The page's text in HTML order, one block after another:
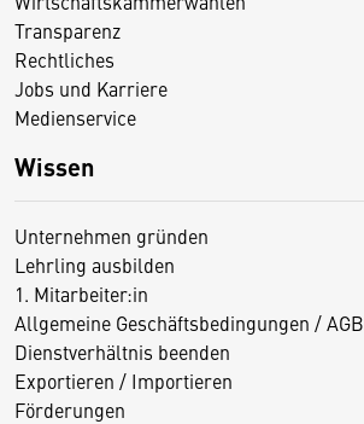
Transparenz
Rechtliches
Jobs und Karriere
Medienservice
Wissen
Unternehmen gründen
Lehrling ausbilden
1. Mitarbeiter:in
Allgemeine Geschäftsbedingungen / AGB
Dienstverhältnis beenden
Exportieren / Importieren
Förderungen